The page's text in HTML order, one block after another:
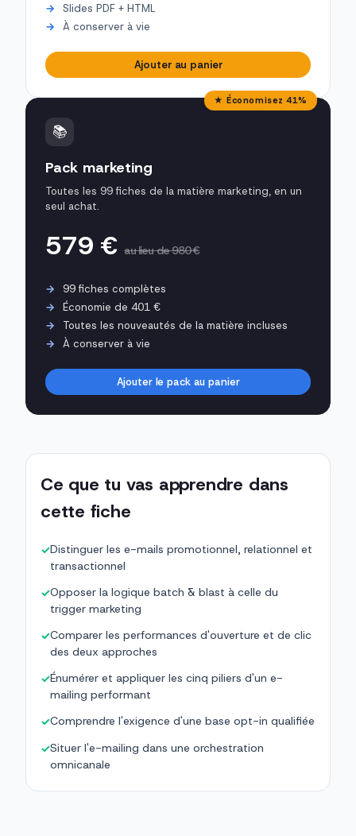
Slides PDF + HTML
À conserver à vie
Ajouter au panier
★ Économisez 41%
📚
Pack marketing
Toutes les 99 fiches de la matière marketing, en un
seul achat.
579 €au lieu de 980 €
99 fiches complètes
Économie de 401 €
Toutes les nouveautés de la matière incluses
À conserver à vie
Ajouter le pack au panier
Ce que tu vas apprendre dans
cette fiche
✓Distinguer les e-mails promotionnel, relationnel et
transactionnel
✓Opposer la logique batch & blast à celle du
trigger marketing
✓Comparer les performances d'ouverture et de clic
des deux approches
✓Énumérer et appliquer les cinq piliers d'un e-
mailing performant
✓Comprendre l'exigence d'une base opt-in qualifiée
✓Situer l'e-mailing dans une orchestration
omnicanale